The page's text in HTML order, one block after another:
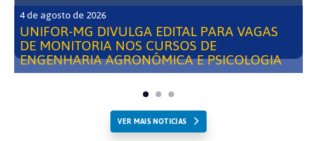
4 de agosto de 2026
UNIFOR-MG DIVULGA EDITAL PARA VAGAS
DE MONITORIA NOS CURSOS DE
ENGENHARIA AGRONÔMICA E PSICOLOGIA
VER MAIS NOTICIAS